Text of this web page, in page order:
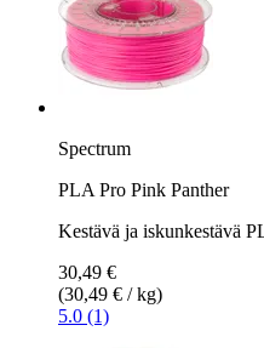
Spectrum
PLA Pro Pink Panther
Kestävä ja iskunkestävä
30,49 €
(30,49 € / kg)
5.0 (1)